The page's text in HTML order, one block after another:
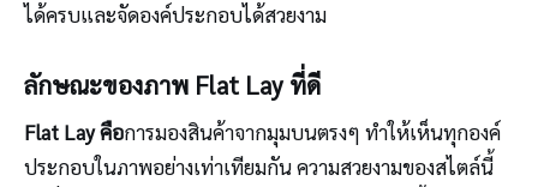
ได้ครบและจัดองค์ประกอบได้สวยงาม
ลักษณะของภาพ Flat Lay ที่ดี
Flat Lay คือการมองสินค้าจากมุมบนตรงๆ ทำให้เห็นทุกองค์
ประกอบในภาพอย่างเท่าเทียมกัน ความสวยงามของสไตล์นี้